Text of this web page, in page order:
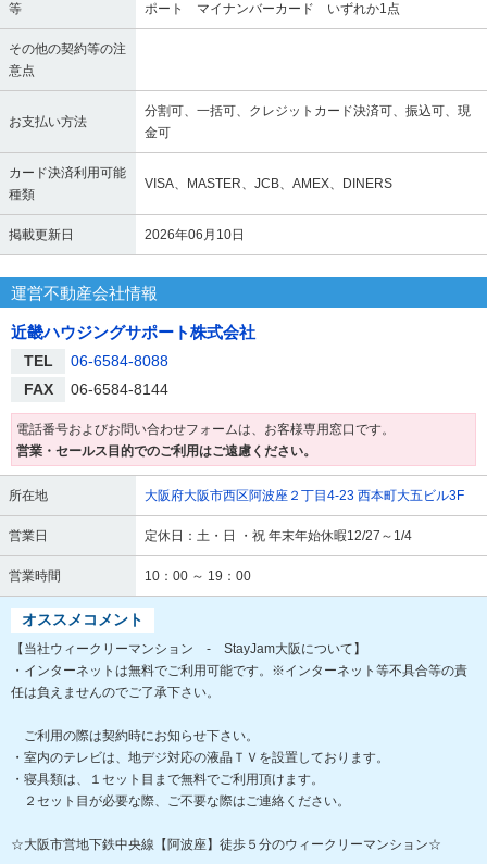
等
ポート マイナンバーカード いずれか1点
その他の契約等の注
意点
お支払い方法
分割可、一括可、クレジットカード決済可、振込可、現
金可
カード決済利用可能
種類
VISA、MASTER、JCB、AMEX、DINERS
掲載更新日 2026年06月10日
運営不動産会社情報
近畿ハウジングサポート株式会社
TEL
06-6584-8088
FAX
06-6584-8144
電話番号およびお問い合わせフォームは、お客様専用窓口です。
営業・セールス目的でのご利用はご遠慮ください。
所在地 大阪府大阪市西区阿波座２丁目4-23 西本町大五ビル3F
営業日 定休日：土・日 ・祝 年末年始休暇12/27～1/4
営業時間 10：00 ～ 19：00
オススメコメント
【当社ウィークリーマンション - StayJam大阪について】
・インターネットは無料でご利用可能です。※インターネット等不具合等の責
任は負えませんのでご了承下さい。
ご利用の際は契約時にお知らせ下さい。
・室内のテレビは、地デジ対応の液晶ＴＶを設置しております。
・寝具類は、１セット目まで無料でご利用頂けます。
２セット目が必要な際、ご不要な際はご連絡ください。
☆大阪市営地下鉄中央線【阿波座】徒歩５分のウィークリーマンション☆